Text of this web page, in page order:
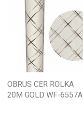
OBRUS CER ROLKA
20M GOLD WF-6557A